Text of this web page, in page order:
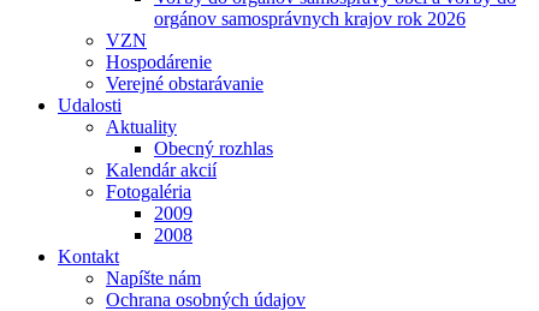
orgánov samosprávnych krajov rok 2026
VZN
Hospodárenie
Verejné obstarávanie
Udalosti
Aktuality
Obecný rozhlas
Kalendár akcií
Fotogaléria
2009
2008
Kontakt
Napíšte nám
Ochrana osobných údajov